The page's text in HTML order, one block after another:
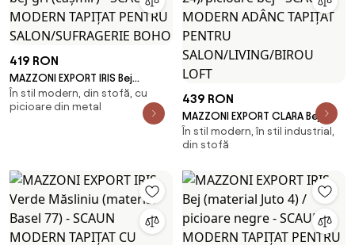
419 RON
MAZZONI EXPORT IRIS Bej
(țesătură Juto 4)/cadru bej-gri
(cașmir) - SCAUN MODERN
În stil modern, din stofă, cu
picioare din metal
439 RON
MAZZONI EXPORT CLARA Bej
(material Basel 24)/picioare bej
- SCAUN MODERN ADÂNC
SALON/LIVING/BIROU LOFT
În stil modern, în stil industrial,
din stofă